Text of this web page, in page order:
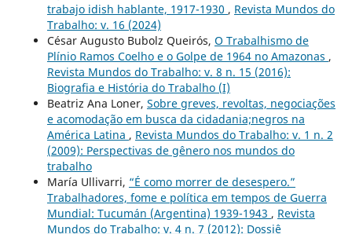
trabajo idish hablante, 1917-1930 , Revista Mundos do
Trabalho: v. 16 (2024)
César Augusto Bubolz Queirós, O Trabalhismo de
Plínio Ramos Coelho e o Golpe de 1964 no Amazonas ,
Revista Mundos do Trabalho: v. 8 n. 15 (2016):
Biografia e História do Trabalho (I)
Beatriz Ana Loner, Sobre greves, revoltas, negociações
e acomodação em busca da cidadania;negros na
América Latina , Revista Mundos do Trabalho: v. 1 n. 2
(2009): Perspectivas de gênero nos mundos do
trabalho
María Ullivarri, “É como morrer de desespero.”
Trabalhadores, fome e política em tempos de Guerra
Mundial: Tucumán (Argentina) 1939-1943 , Revista
Mundos do Trabalho: v. 4 n. 7 (2012): Dossiê